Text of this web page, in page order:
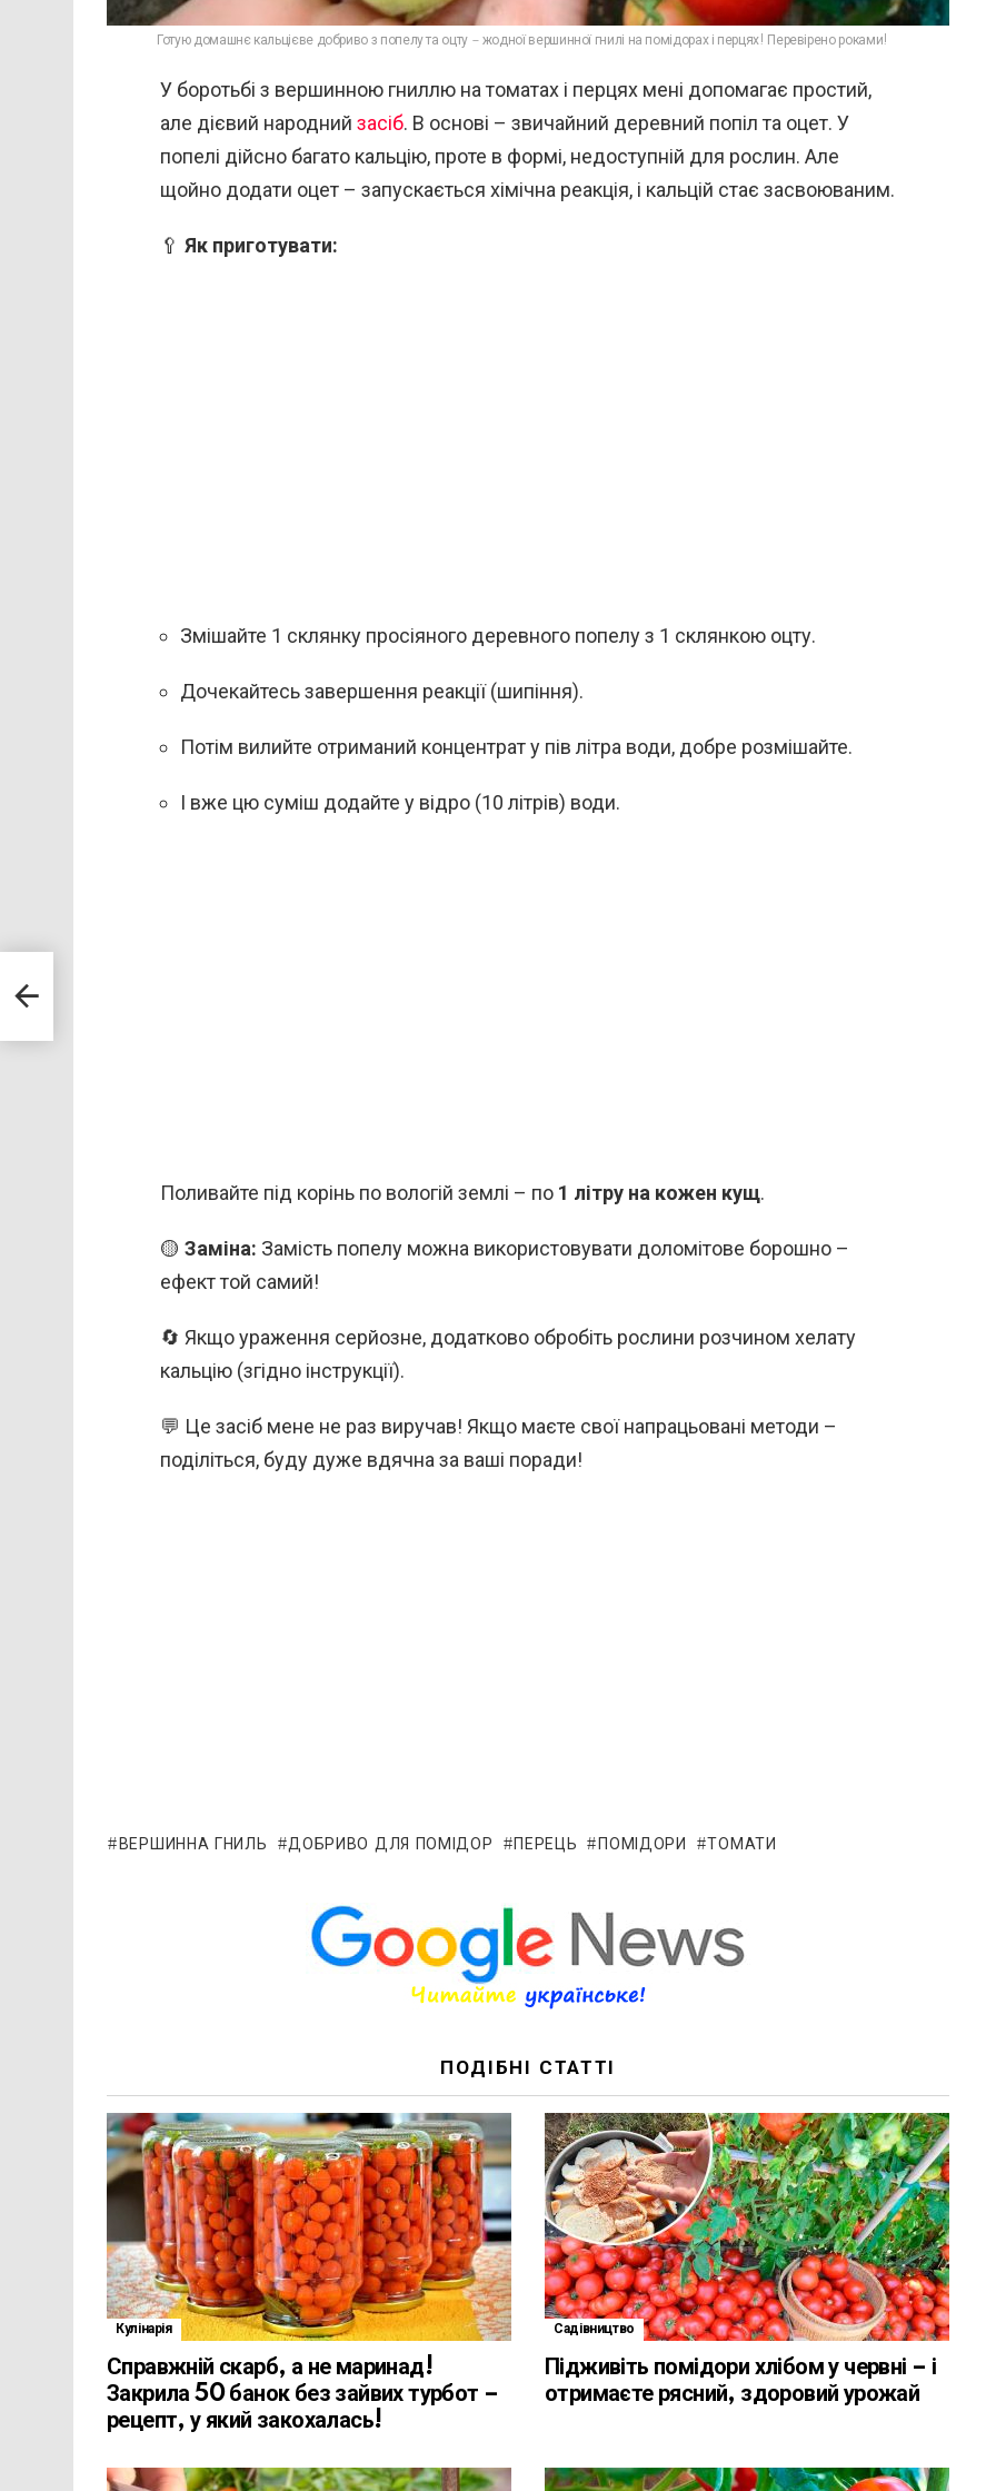
Готую домашнє кальцієве добриво з попелу та оцту – жодної вершинної гнилі на помідорах і перцях! Перевірено роками!
У боротьбі з вершинною гниллю на томатах і перцях мені допомагає простий,
але дієвий народний засіб. В основі – звичайний деревний попіл та оцет. У
попелі дійсно багато кальцію, проте в формі, недоступній для рослин. Але
щойно додати оцет – запускається хімічна реакція, і кальцій стає засвоюваним.
🥄 Як приготувати:
Змішайте 1 склянку просіяного деревного попелу з 1 склянкою оцту.
Дочекайтесь завершення реакції (шипіння).
Потім вилийте отриманий концентрат у пів літра води, добре розмішайте.
І вже цю суміш додайте у відро (10 літрів) води.
Поливайте під корінь по вологій землі – по 1 літру на кожен кущ.
🟡 Заміна: Замість попелу можна використовувати доломітове борошно –
ефект той самий!
🔄 Якщо ураження серйозне, додатково обробіть рослини розчином хелату
кальцію (згідно інструкції).
💬 Це засіб мене не раз виручав! Якщо маєте свої напрацьовані методи –
поділіться, буду дуже вдячна за ваші поради!
ВЕРШИННА ГНИЛЬ ДОБРИВО ДЛЯ ПОМІДОР ПЕРЕЦЬ ПОМІДОРИ ТОМАТИ
ПОДІБНІ СТАТТІ
Кулінарія
Справжній скарб, а не маринад!
Закрила 50 банок без зайвих турбот –
рецепт, у який закохалась!
Садівництво
Підживіть помідори хлібом у червні – і
отримаєте рясний, здоровий урожай
з